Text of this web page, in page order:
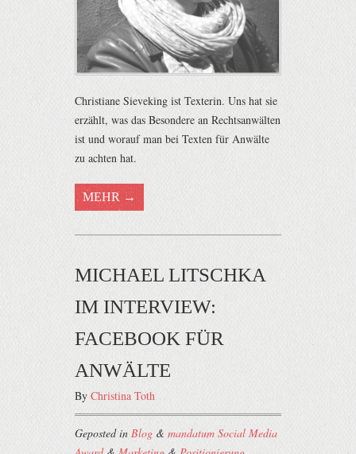
Christiane Sieveking ist Texterin. Uns hat sie
erzählt, was das Besondere an Rechtsanwälten
ist und worauf man bei Texten für Anwälte
zu achten hat.
MEHR →
MICHAEL LITSCHKA
IM INTERVIEW:
FACEBOOK FÜR
ANWÄLTE
By Christina Toth
Geposted in Blog & mandatum Social Media